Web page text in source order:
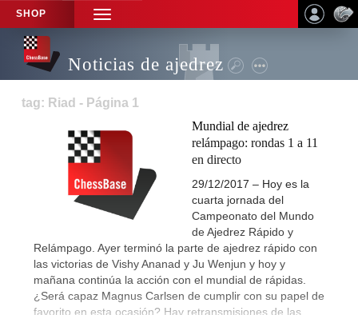
SHOP
TOGGLE
NAVIGATION
Noticias de ajedrez
tag: Riad - Página 1
Mundial de ajedrez
relámpago: rondas 1 a 11
en directo
29/12/2017 – Hoy es la
cuarta jornada del
Campeonato del Mundo
de Ajedrez Rápido y
Relámpago. Ayer terminó la parte de ajedrez rápido con
las victorias de Vishy Ananad y Ju Wenjun y hoy y
mañana continúa la acción con el mundial de rápidas.
¿Será capaz Magnus Carlsen de cumplir con su papel de
favorito en esta ocasión? Hay retransmisiones de las